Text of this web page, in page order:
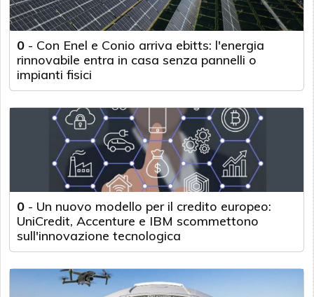
0 - Con Enel e Conio arriva ebitts: l'energia
rinnovabile entra in casa senza pannelli o
impianti fisici
0 - Un nuovo modello per il credito europeo:
UniCredit, Accenture e IBM scommettono
sull'innovazione tecnologica